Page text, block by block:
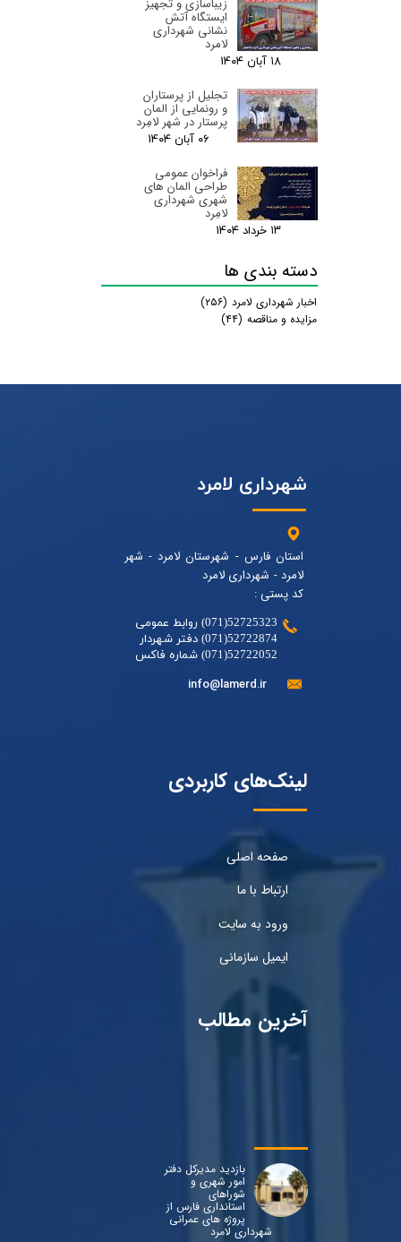
زیباسازی و تجهیز
ایستگاه آتش
نشانی شهرداری
لامرد
۱۸ آبان ۰۴
تجلیل از پرستاران
و رونمایی از المان
پرستار در شهر لامِرد
۰۶ آبان ۰۴
فراخوان عمومی
طراحی المان های
شهری شهرداری
لامِرد
۱۳ خرداد ۰۴
دسته بندی ها
اخبار شهرداری لامرد (۲۵۶)
مزایده و مناقصه (۴۴)
شهرداری لامرد
استان فارس - شهرستان لامرد - شهر
لامرد - شهرداری لامرد
کد پستی :
52725323(071) روابط عمومی
52722874(071) دفتر شهردار
52722052(071) شماره فاکس
info@lamerd.ir
لینک‌های کاربردی
صفحه اصلی
ارتباط با ما
ورود به سایت
ایمیل سازمانی
آخرین مطالب
بازدید مدیرکل دفتر
امور شهری و
شوراهای
استانداری فارس از
پروژه های عمرانی
شهرداری لامرد